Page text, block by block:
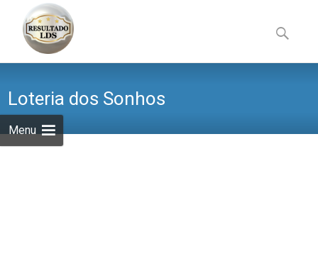
Menu
to
content
por:
Loteria dos Sonhos